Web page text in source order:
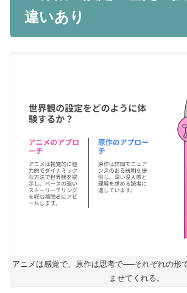
違いあり
アニメは感覚で、原作は思考で──それぞれの形
ませてくれる。